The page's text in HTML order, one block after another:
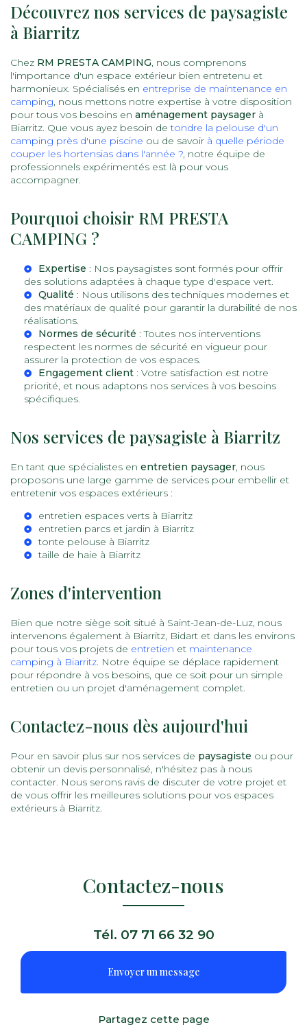
Découvrez nos services de paysagiste
à Biarritz
Chez RM PRESTA CAMPING, nous comprenons
l'importance d'un espace extérieur bien entretenu et
harmonieux. Spécialisés en entreprise de maintenance en
camping, nous mettons notre expertise à votre disposition
pour tous vos besoins en aménagement paysager à
Biarritz. Que vous ayez besoin detondre la pelouse d'un
camping près d'une piscine ou de savoir à quelle période
couper les hortensias dans l'année ?, notre équipe de
professionnels expérimentés est là pour vous
accompagner.
Pourquoi choisir RM PRESTA
CAMPING ?
Expertise : Nos paysagistes sont formés pour offrir
des solutions adaptées à chaque type d'espace vert.
Qualité : Nous utilisons des techniques modernes et
des matériaux de qualité pour garantir la durabilité de nos
réalisations.
Normes de sécurité : Toutes nos interventions
respectent les normes de sécurité en vigueur pour
assurer la protection de vos espaces.
Engagement client : Votre satisfaction est notre
priorité, et nous adaptons nos services à vos besoins
spécifiques.
Nos services de paysagiste à Biarritz
En tant que spécialistes en entretien paysager, nous
proposons une large gamme de services pour embellir et
entretenir vos espaces extérieurs :
entretien espaces verts à Biarritz
entretien parcs et jardin à Biarritz
tonte pelouse à Biarritz
taille de haie à Biarritz
Zones d'intervention
Bien que notre siège soit situé à Saint-Jean-de-Luz, nous
intervenons également à Biarritz, Bidart et dans les environs
pour tous vos projets de entretien et maintenance
camping à Biarritz. Notre équipe se déplace rapidement
pour répondre à vos besoins, que ce soit pour un simple
entretien ou un projet d'aménagement complet.
Contactez-nous dès aujourd'hui
Pour en savoir plus sur nos services de paysagiste ou pour
obtenir un devis personnalisé, n'hésitez pas à nous
contacter. Nous serons ravis de discuter de votre projet et
de vous offrir les meilleures solutions pour vos espaces
extérieurs à Biarritz.
Contactez-nous
Tél. 07 71 66 32 90
Envoyer un message
Partagez cette page